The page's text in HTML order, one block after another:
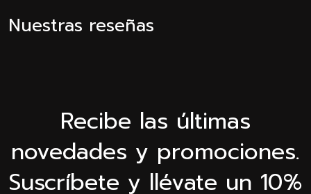
Nuestras reseñas
Recibe las últimas
novedades y promociones.
Suscríbete y llévate un 10%